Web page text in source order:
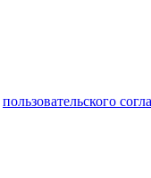
пользовательского